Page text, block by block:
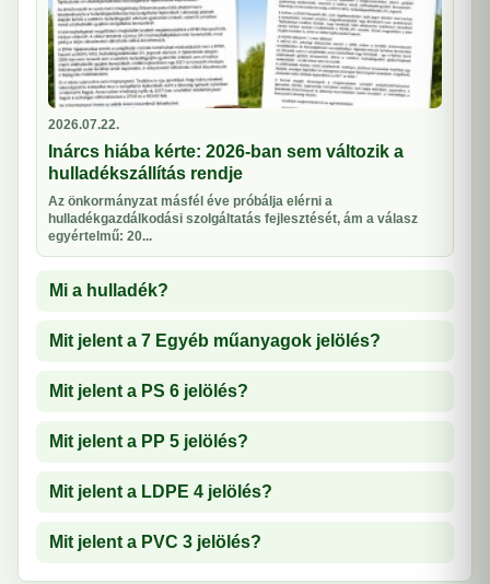
2026.07.22.
Inárcs hiába kérte: 2026-ban sem változik a
hulladékszállítás rendje
Az önkormányzat másfél éve próbálja elérni a
hulladékgazdálkodási szolgáltatás fejlesztését, ám a válasz
egyértelmű: 20...
Mi a hulladék?
Mit jelent a 7 Egyéb műanyagok jelölés?
Mit jelent a PS 6 jelölés?
Mit jelent a PP 5 jelölés?
Mit jelent a LDPE 4 jelölés?
Mit jelent a PVC 3 jelölés?